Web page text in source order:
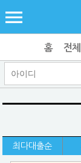
홈 전체
최다대출순